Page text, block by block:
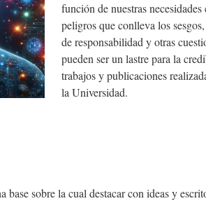
función de nuestras
peligros que conlleva los
de responsabilidad y otras
pueden ser un lastre para la
trabajos y publicaciones
la Universidad.
base sobre la cual destacar con ideas y